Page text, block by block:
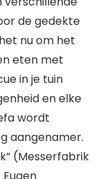
de gedekte
nu om het
eten met
in je tuin
en elke
wordt
aangenamer.
(Messerfabrik